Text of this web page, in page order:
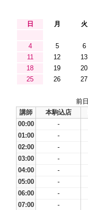
日 月 火
4
5 6
11
12 13
18
19 20
25
26 27
前日
講師
本駒込店
00:00
-
01:00
-
02:00
-
03:00
-
04:00
-
05:00
-
06:00
-
07:00
-